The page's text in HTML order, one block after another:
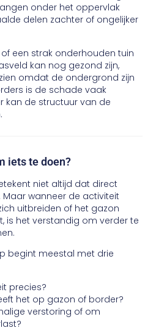
onder het oppervlak
delen zachter of ongelijker
een strak onderhouden tuin
kan nog gezond zijn,
omdat de ondergrond zijn
is de schade vaak
kan de structuur van de
iets te doen?
niet altijd dat direct
wanneer de activiteit
uitbreiden of het gazon
is het verstandig om verder te
begint meestal met drie
precies?
het op gazon of border?
verstoring of om